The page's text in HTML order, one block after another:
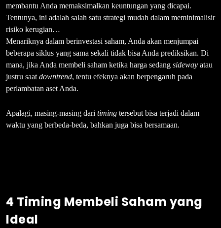
membantu Anda memaksimalkan keuntungan yang dicapai.
Tentunya, ini adalah salah satu strategi mudah dalam meminimalisir
risiko kerugian…
Menariknya dalam berinvestasi saham, Anda akan menjumpai
beberapa siklus yang sama sekali tidak bisa Anda prediksikan. Di
mana, jika Anda membeli saham ketika harga sedang sideway atau
justru saat downtrend, tentu efeknya akan berpengaruh pada
perlambatan aset Anda.
Apalagi, masing-masing dari timing tersebut bisa terjadi dalam
waktu yang berbeda-beda, bahkan juga bisa bersamaan.
4 Timing Membeli Saham yang
Ideal